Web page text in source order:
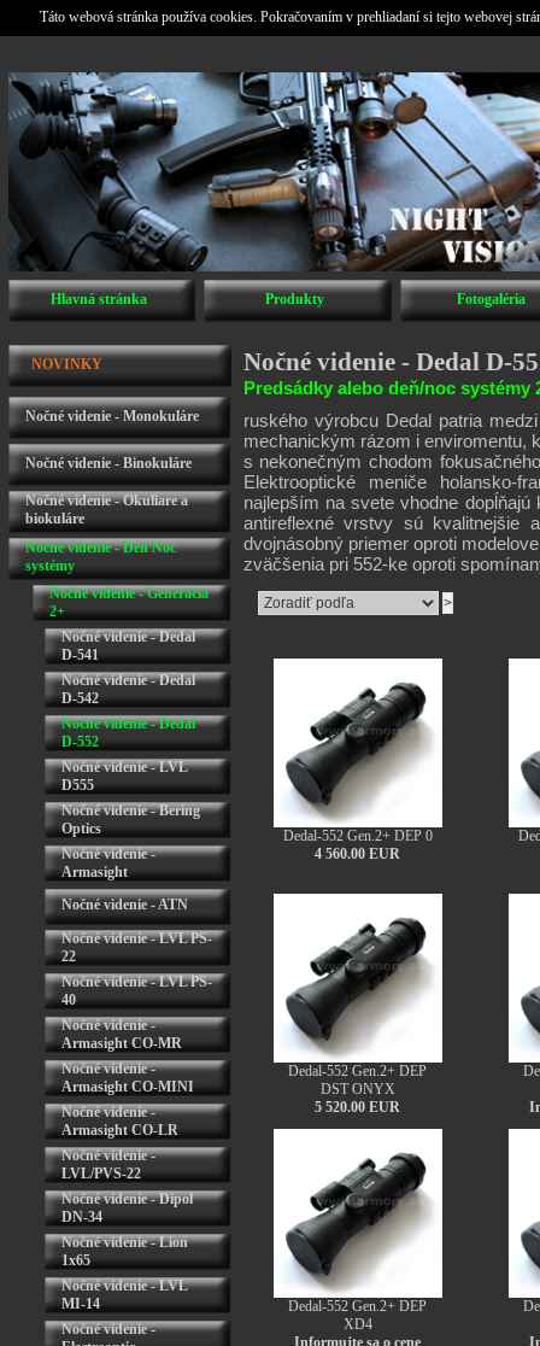
Táto webová stránka používa cookies. Pokračovaním v prehliadaní si tejto webovej
Hlavná stránka Produkty Fotogaléria
NOVINKY
Nočné videnie - Monokuláre
Nočné videnie - Binokuláre
Nočné videnie - Okuliare a
biokuláre
Nočné videnie - Deň Noc
systémy
Nočné videnie - Generácia
2+
Nočné videnie - Dedal
D-541
Nočné videnie - Dedal
D-542
Nočné videnie - Dedal
D-552
Nočné videnie - LVL
D555
Nočné videnie - Bering
Optics
Nočné videnie -
Armasight
Nočné videnie - ATN
Nočné videnie - LVL PS-
22
Nočné videnie - LVL PS-
40
Nočné videnie -
Armasight CO-MR
Nočné videnie -
Armasight CO-MINI
Nočné videnie -
Armasight CO-LR
Nočné videnie -
LVL/PVS-22
Nočné videnie - Dipol
DN-34
Nočné videnie - Lion
1x65
Nočné videnie - LVL
MI-14
Nočné videnie -
Nočné videnie - Dedal D-
Predsádky alebo deň/noc systémy
ruského výrobcu Dedal patria
mechanickým rázom i enviromentu,
s nekonečným chodom
Elektrooptické meniče holansko-
najlepším na svete vhodne
antireflexné vrstvy sú
dvojnásobný priemer oproti
zväčšenia pri 552-ke oproti
Dedal-552 Gen.2+ DEP 0
4 560.00 EUR
Dedal-552 Gen.2+ DEP
DST ONYX
5 520.00 EUR
Dedal-552 Gen.2+ DEP
XD4
Informujte sa o cene